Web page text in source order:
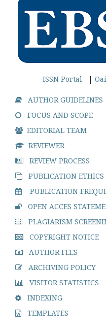
ISSN Portal| Oai
AUTHOR GUIDELINES
FOCUS AND SCOPE
EDITORIAL TEAM
REVIEWER
REVIEW PROCESS
PUBLICATION ETHICS
PUBLICATION
OPEN ACCES
PLAGIARISM
COPYRIGHT NOTICE
AUTHOR FEES
ARCHIVING POLICY
VISITOR STATISTICS
INDEXING
TEMPLATES